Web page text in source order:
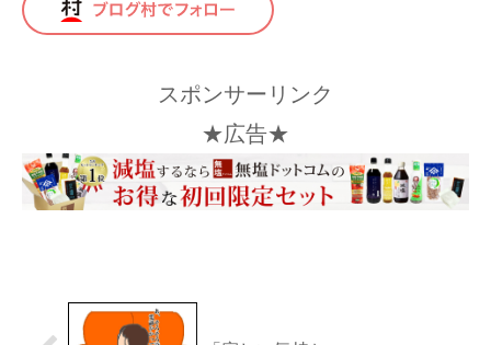
スポンサーリンク
★広告★